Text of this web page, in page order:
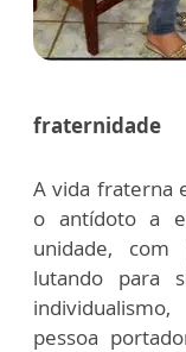
fraternidade
A vida fraterna
o antídoto a
unidade, com
lutando para
pessoa